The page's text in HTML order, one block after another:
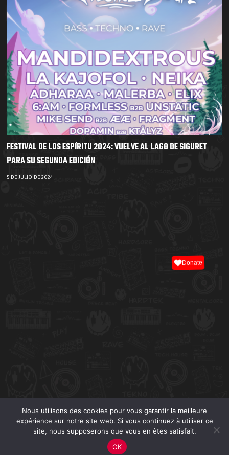
FESTIVAL DE LOS ESPÍRITU 2024: VUELVE AL LAGO DE SIGURET
PARA SU SEGUNDA EDICIÓN
5 DE JULIO DE 2024
Nous utilisons des cookies pour vous garantir la meilleure
expérience sur notre site web. Si vous continuez à utiliser ce
site, nous supposerons que vous en êtes satisfait.
OK
Donate